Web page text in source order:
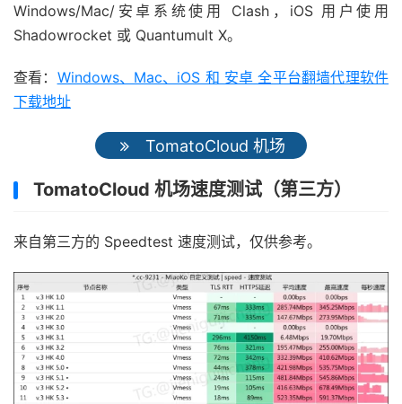
Windows/Mac/安卓系统使用 Clash，iOS 用户使用
Shadowrocket 或 Quantumult X。
查看： Windows、Mac、iOS 和 安卓 全平台翻墙代理软件
下载地址
TomatoCloud 机场
TomatoCloud 机场速度测试（第三方）
来自第三方的 Speedtest 速度测试，仅供参考。